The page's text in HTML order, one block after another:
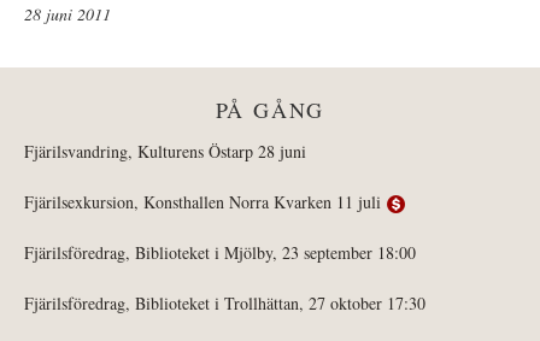
28 juni 2011
PÅ GÅNG
Fjärilsvandring, Kulturens Östarp 28 juni
Fjärilsexkursion, Konsthallen Norra Kvarken 11 juli
Fjärilsföredrag, Biblioteket i Mjölby, 23 september 18:00
Fjärilsföredrag, Biblioteket i Trollhättan, 27 oktober 17:30